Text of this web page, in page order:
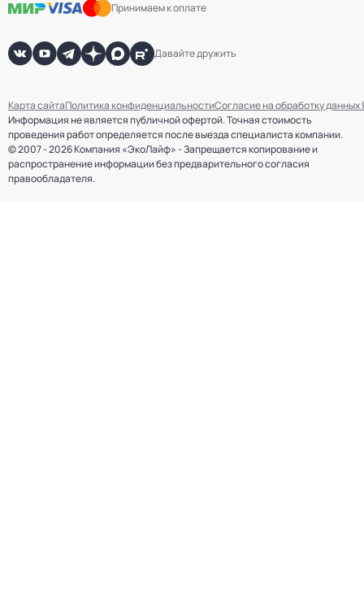
Принимаем к оплате
Давайте дружить
Информация не является публичной офертой. Точная стоимость
проведения работ определяется после выезда специалиста компании.
© 2007 - 2026 Компания «ЭкоЛайф» - Запрещается копирование и
распространение информации без предварительного согласия
правообладателя.
Карта сайтаПолитика конфиденциальностиСогласие на обработку